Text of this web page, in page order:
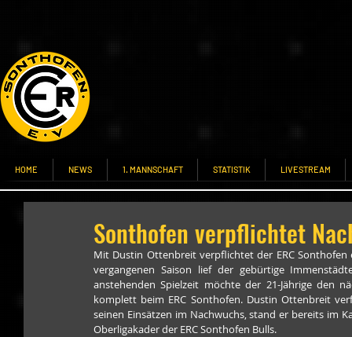
HOME NEWS 1. MANNSCHAFT STATISTIK LIVESTREAM
Sonthofen verpflichtet
Mit Dustin Ottenbreit verpflichtet der ERC
vergangenen Saison lief der gebürtige
anstehenden Spielzeit möchte der 21-Jährige den
komplett beim ERC Sonthofen. Dustin Ottenbreit
seinen Einsätzen im Nachwuchs, stand er bereits im
Oberligakader der ERC Sonthofen Bulls.